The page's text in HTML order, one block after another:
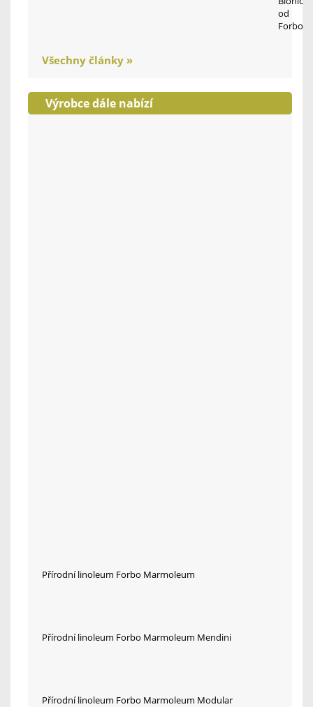
od
Forbo
Všechny články »
Výrobce dále nabízí
Přírodní linoleum Forbo Marmoleum
Přírodní linoleum Forbo Marmoleum Mendini
Přírodní linoleum Forbo Marmoleum Modular